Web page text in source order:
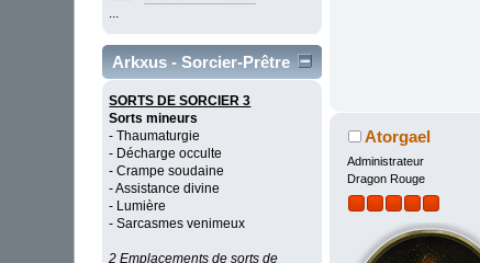
...
Arkxus - Sorcier-Prêtre
SORTS DE SORCIER 3
Sorts mineurs
- Thaumaturgie
- Décharge occulte
- Crampe soudaine
- Assistance divine
- Lumière
- Sarcasmes venimeux
2 Emplacements de sorts de
Atorgael
Administrateur
Dragon Rouge